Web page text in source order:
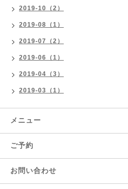
2019-10（2）
2019-08（1）
2019-07（2）
2019-06（1）
2019-04（3）
2019-03（1）
メニュー
ご予約
お問い合わせ